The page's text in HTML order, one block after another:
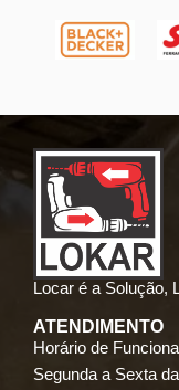
Locar é a Solução,
ATENDIMENTO
Horário de
Segunda a Sexta